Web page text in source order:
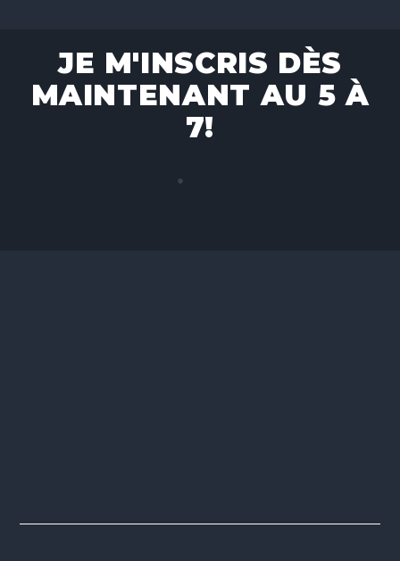
JE M'INSCRIS DÈS
MAINTENANT AU 5 À
7!